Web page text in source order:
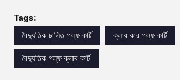
Tags:
বৈদ্যুতিক চালিত গল্ফ কার্ট
ক্লাব কার গল্ফ কার্ট
বৈদ্যুতিক গল্ফ ক্লাব কার্ট